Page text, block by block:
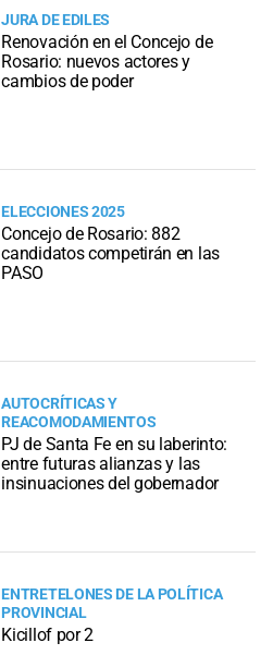
JURA DE EDILES
Renovación en el Concejo de
Rosario: nuevos actores y
cambios de poder
ELECCIONES 2025
Concejo de Rosario: 882
candidatos competirán en las
PASO
AUTOCRÍTICAS Y
REACOMODAMIENTOS
PJ de Santa Fe en su laberinto:
entre futuras alianzas y las
insinuaciones del gobernador
ENTRETELONES DE LA POLÍTICA
PROVINCIAL
Kicillof por 2